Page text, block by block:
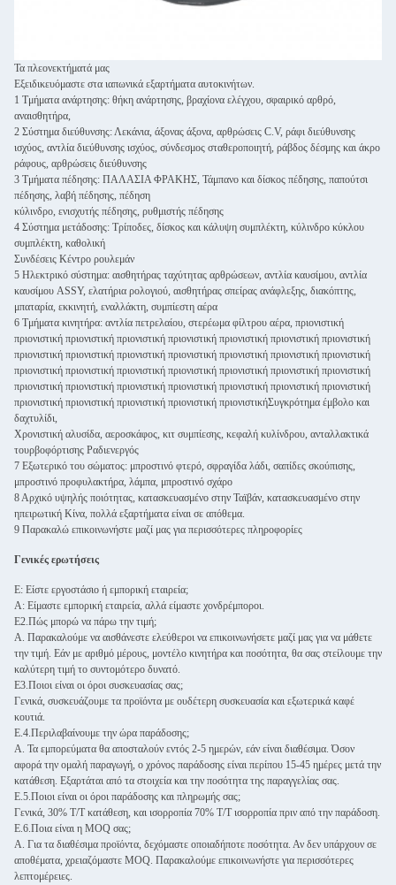
Τα πλεονεκτήματά μας
Εξειδικευόμαστε στα ιαπωνικά εξαρτήματα αυτοκινήτων.
1 Τμήματα ανάρτησης: θήκη ανάρτησης, βραχίονα ελέγχου, σφαιρικό αρθρό,
αναισθητήρα,
2 Σύστημα διεύθυνσης: Λεκάνια, άξονας άξονα, αρθρώσεις C.V, ράφι διεύθυνσης
ισχύος, αντλία διεύθυνσης ισχύος, σύνδεσμος σταθεροποιητή, ράβδος δέσμης και άκρο
ράφους, αρθρώσεις διεύθυνσης
3 Τμήματα πέδησης: ΠΑΛΑΣΙΑ ΦΡΑΚΗΣ, Τάμπανο και δίσκος πέδησης, παπούτσι
πέδησης, λαβή πέδησης, πέδηση
κύλινδρο, ενισχυτής πέδησης, ρυθμιστής πέδησης
4 Σύστημα μετάδοσης: Τρίποδες, δίσκος και κάλυψη συμπλέκτη, κύλινδρο κύκλου
συμπλέκτη, καθολική
Συνδέσεις Κέντρο ρουλεμάν
5 Ηλεκτρικό σύστημα: αισθητήρας ταχύτητας αρθρώσεων, αντλία καυσίμου, αντλία
καυσίμου ASSY, ελατήρια ρολογιού, αισθητήρας σπείρας ανάφλεξης, διακόπτης,
μπαταρία, εκκινητή, εναλλάκτη, συμπίεστη αέρα
6 Τμήματα κινητήρα: αντλία πετρελαίου, στερέωμα φίλτρου αέρα, πριονιστική
πριονιστική πριονιστική πριονιστική πριονιστική πριονιστική πριονιστική πριονιστική
πριονιστική πριονιστική πριονιστική πριονιστική πριονιστική πριονιστική πριονιστική
πριονιστική πριονιστική πριονιστική πριονιστική πριονιστική πριονιστική πριονιστική
πριονιστική πριονιστική πριονιστική πριονιστική πριονιστική πριονιστική πριονιστική
πριονιστική πριονιστική πριονιστική πριονιστική πριονιστικήΣυγκρότημα έμβολο και
δαχτυλίδι,
Χρονιστική αλυσίδα, αεροσκάφος, κιτ συμπίεσης, κεφαλή κυλίνδρου, ανταλλακτικά
τουρβοφόρτισης Ραδιενεργός
7 Εξωτερικό του σώματος: μπροστινό φτερό, σφραγίδα λάδι, σαπίδες σκούπισης,
μπροστινό προφυλακτήρα, λάμπα, μπροστινό σχάρο
8 Αρχικό υψηλής ποιότητας, κατασκευασμένο στην Ταϊβάν, κατασκευασμένο στην
ηπειρωτική Κίνα, πολλά εξαρτήματα είναι σε απόθεμα.
9 Παρακαλώ επικοινωνήστε μαζί μας για περισσότερες πληροφορίες
Γενικές ερωτήσεις
Ε: Είστε εργοστάσιο ή εμπορική εταιρεία;
Α: Είμαστε εμπορική εταιρεία, αλλά είμαστε χονδρέμποροι.
Ε2.Πώς μπορώ να πάρω την τιμή;
Α. Παρακαλούμε να αισθάνεστε ελεύθεροι να επικοινωνήσετε μαζί μας για να μάθετε
την τιμή. Εάν με αριθμό μέρους, μοντέλο κινητήρα και ποσότητα, θα σας στείλουμε την
καλύτερη τιμή το συντομότερο δυνατό.
Ε3.Ποιοι είναι οι όροι συσκευασίας σας;
Γενικά, συσκευάζουμε τα προϊόντα με ουδέτερη συσκευασία και εξωτερικά καφέ
κουτιά.
Ε.4.Περιλαβαίνουμε την ώρα παράδοσης;
Α. Τα εμπορεύματα θα αποσταλούν εντός 2-5 ημερών, εάν είναι διαθέσιμα. Όσον
αφορά την ομαλή παραγωγή, ο χρόνος παράδοσης είναι περίπου 15-45 ημέρες μετά την
κατάθεση. Εξαρτάται από τα στοιχεία και την ποσότητα της παραγγελίας σας.
Ε.5.Ποιοι είναι οι όροι παράδοσης και πληρωμής σας;
Γενικά, 30% T/T κατάθεση, και ισορροπία 70% T/T ισορροπία πριν από την παράδοση.
Ε.6.Ποια είναι η MOQ σας;
Α. Για τα διαθέσιμα προϊόντα, δεχόμαστε οποιαδήποτε ποσότητα. Αν δεν υπάρχουν σε
αποθέματα, χρειαζόμαστε MOQ. Παρακαλούμε επικοινωνήστε για περισσότερες
λεπτομέρειες.